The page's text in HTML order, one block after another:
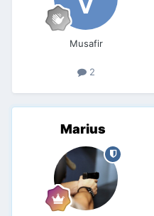
Musafir
2
Marius